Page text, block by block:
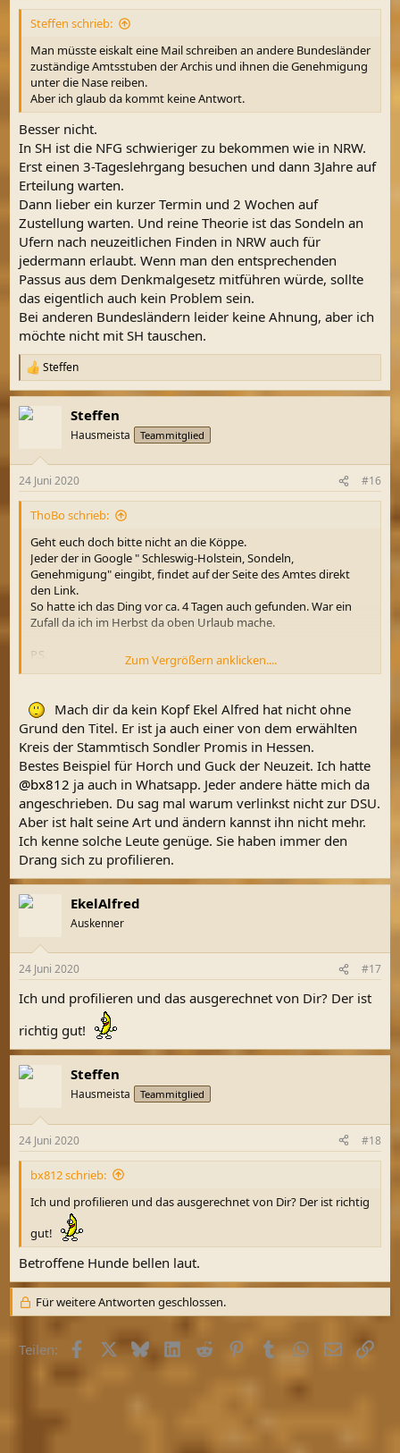
Steffen schrieb:
Man müsste eiskalt eine Mail schreiben an andere Bundesländer
zuständige Amtsstuben der Archis und ihnen die Genehmigung
unter die Nase reiben.
Aber ich glaub da kommt keine Antwort.
Besser nicht.
In SH ist die NFG schwieriger zu bekommen wie in NRW.
Erst einen 3-Tageslehrgang besuchen und dann 3Jahre auf
Erteilung warten.
Dann lieber ein kurzer Termin und 2 Wochen auf
Zustellung warten. Und reine Theorie ist das Sondeln an
Ufern nach neuzeitlichen Finden in NRW auch für
jedermann erlaubt. Wenn man den entsprechenden
Passus aus dem Denkmalgesetz mitführen würde, sollte
das eigentlich auch kein Problem sein.
Bei anderen Bundesländern leider keine Ahnung, aber ich
möchte nicht mit SH tauschen.
R
e
a
k
e
n
Steffen
Steffen
Hausmeista Teammitglied
24 Juni 2020 #16
ThoBo schrieb:
Geht euch doch bitte nicht an die Köppe.
Jeder der in Google " Schleswig-Holstein, Sondeln,
Genehmigung" eingibt, findet auf der Seite des Amtes direkt
den Link.
So hatte ich das Ding vor ca. 4 Tagen auch gefunden. War ein
Zufall da ich im Herbst da oben Urlaub mache.
P.S.
Habe gerade noch einmal geschaut, unter diesen Suchbegriffen
Erklärungen die dazu gehören.
Zum Vergrößern anklicken....
Mach dir da kein Kopf Ekel Alfred hat nicht ohne
Grund den Titel. Er ist ja auch einer von dem erwählten
Kreis der Stammtisch Sondler Promis in Hessen.
Bestes Beispiel für Horch und Guck der Neuzeit. Ich hatte
@bx812 ja auch in Whatsapp. Jeder andere hätte mich da
angeschrieben. Du sag mal warum verlinkst nicht zur DSU.
Aber ist halt seine Art und ändern kannst ihn nicht mehr.
Ich kenne solche Leute genüge. Sie haben immer den
Drang sich zu profilieren.
EkelAlfred
Auskenner
24 Juni 2020 #17
Ich und profilieren und das ausgerechnet von Dir? Der ist
richtig gut!
Steffen
Hausmeista Teammitglied
24 Juni 2020 #18
bx812 schrieb:
Ich und profilieren und das ausgerechnet von Dir? Der ist richtig
gut!
Betroffene Hunde bellen laut.
Für weitere Antworten geschlossen.
Teilen: FacebookX (Twitter)
BlueskyLinkedInReddit PinterestTumblrWhatsApp
E-MailLink